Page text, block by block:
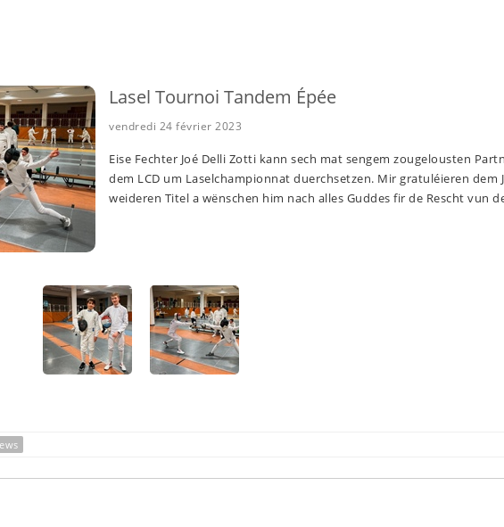
Lasel Tournoi Tandem Épée
vendredi 24 février 2023
Eise Fechter Joé Delli Zotti kann sech mat sengem zougelousten
dem LCD um Laselchampionnat duerchsetzen. Mir gratuléieren dem
weideren Titel a wënschen him nach alles Guddes fir de Rescht vun